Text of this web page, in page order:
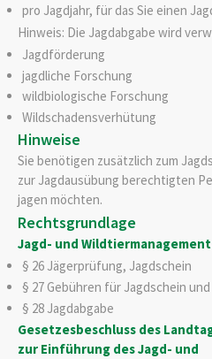
pro Jagdjahr, für das Sie einen
Hinweis: Die Jagdabgabe wird
Jagdförderung
jagdliche Forschung
wildbiologische Forschung
Wildschadensverhütung
Hinweise
Sie benötigen zusätzlich zum
zur Jagdausübung berechtigten
jagen möchten.
Rechtsgrundlage
Jagd- und
§ 26 Jägerprüfung, Jagdschein
§ 27 Gebühren für Jagdschein
§ 28 Jagdabgabe
Gesetzesbeschluss des
zur Einführung des Jagd- und